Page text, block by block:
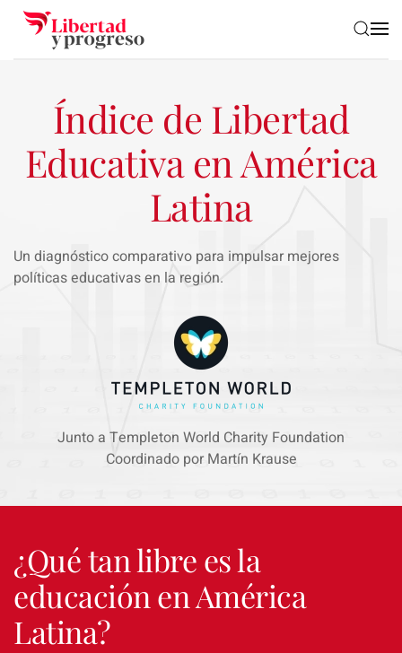
Skip to main content
Índice de Libertad
Educativa en América
Latina
Un diagnóstico comparativo para impulsar mejores
políticas educativas en la región.
Junto a Templeton World Charity Foundation
Coordinado por Martín Krause
¿Qué tan libre es la
educación en América
Latina?